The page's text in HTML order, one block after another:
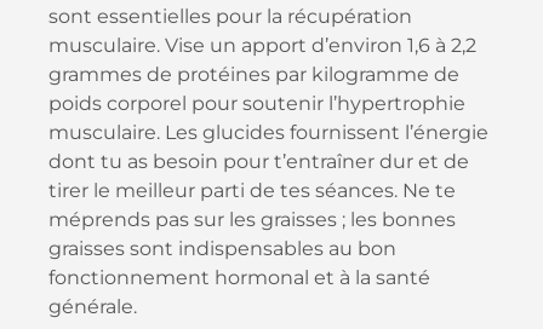
sont essentielles pour la récupération
musculaire. Vise un apport d’environ 1,6 à 2,2
grammes de protéines par kilogramme de
poids corporel pour soutenir l’hypertrophie
musculaire. Les glucides fournissent l’énergie
dont tu as besoin pour t’entraîner dur et de
tirer le meilleur parti de tes séances. Ne te
méprends pas sur les graisses ; les bonnes
graisses sont indispensables au bon
fonctionnement hormonal et à la santé
générale.